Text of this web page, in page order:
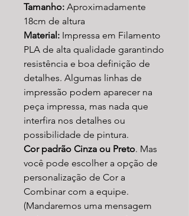
Tamanho: Aproximadamente
18cm de altura
Material: Impressa em Filamento
PLA de alta qualidade garantindo
resistência e boa definição de
detalhes. Algumas linhas de
impressão podem aparecer na
peça impressa, mas nada que
interfira nos detalhes ou
possibilidade de pintura.
Cor padrão Cinza ou Preto. Mas
você pode escolher a opção de
personalização de Cor a
Combinar com a equipe.
(Mandaremos uma mensagem